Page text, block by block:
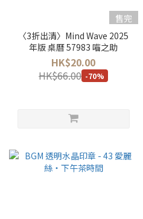
售完
〈3折出清〉Mind Wave 2025
年版 桌曆 57983 喵之助
HK$20.00
HK$66.00 -70%